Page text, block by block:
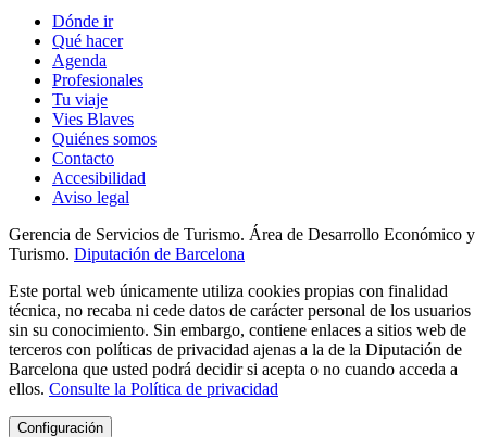
Dónde ir
Qué hacer
Agenda
Profesionales
Tu viaje
Vies Blaves
Quiénes somos
Contacto
Accesibilidad
Aviso legal
Gerencia de Servicios de Turismo. Área de Desarrollo Económico y
Turismo. Diputación de Barcelona
Este portal web únicamente utiliza cookies propias con finalidad
técnica, no recaba ni cede datos de carácter personal de los usuarios
sin su conocimiento. Sin embargo, contiene enlaces a sitios web de
terceros con políticas de privacidad ajenas a la de la Diputación de
Barcelona que usted podrá decidir si acepta o no cuando acceda a
ellos. Consulte la Política de privacidad
Configuración